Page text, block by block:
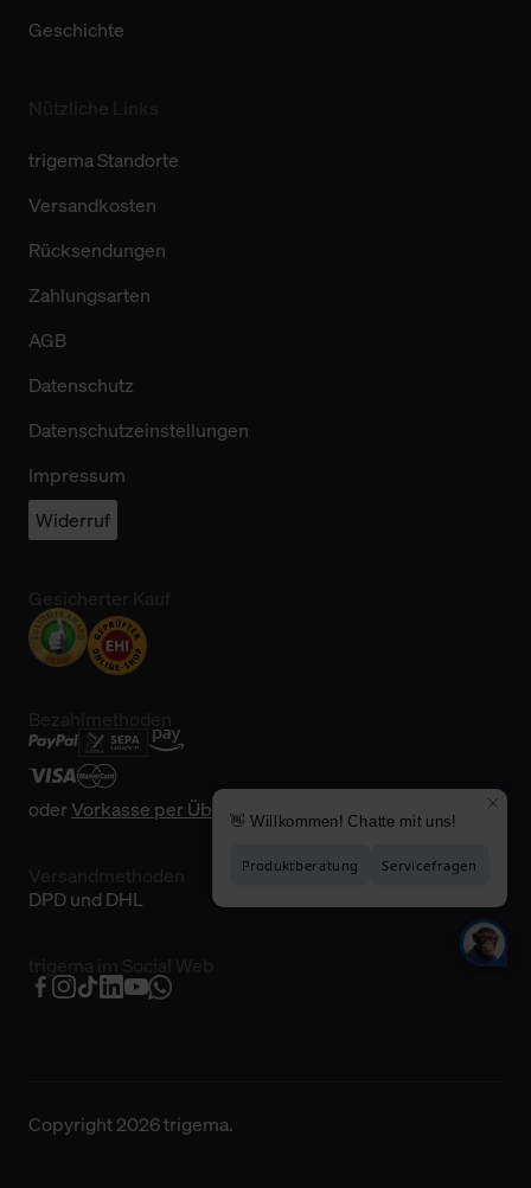
Geschichte
trigema Standorte
Versandkosten
Rücksendungen
Zahlungsarten
AGB
Datenschutz
Datenschutzeinstellungen
Impressum
Widerruf
oderVorkasse per Überweisung
DPD und DHL
Copyright 2026 trigema.